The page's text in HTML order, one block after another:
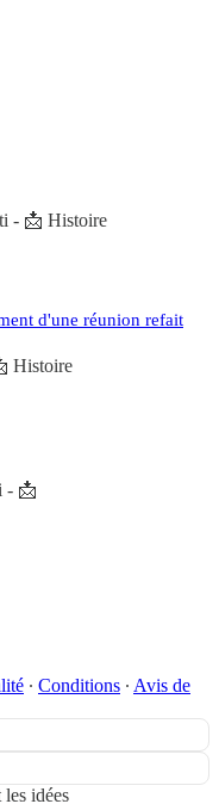
- 📩 Histoire
d'une réunion refait
Histoire
- 📩
∙ Conditions ∙ Avis de
idées